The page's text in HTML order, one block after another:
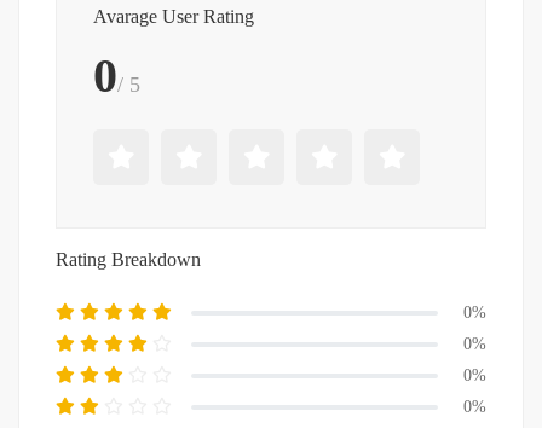
Avarage User Rating
0/ 5
Rating Breakdown
0%
0%
0%
0%